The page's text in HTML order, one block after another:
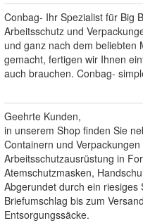
Conbag- Ihr Spezialist für Big
Arbeitsschutz und
und ganz nach dem beliebten
gemacht, fertigen wir Ihnen
auch brauchen. Conbag-
Geehrte Kunden,
in unserem Shop finden Sie
Containern und
Arbeitsschutzausrüstung in
Atemschutzmasken,
Abgerundet durch ein riesiges
Briefumschlag bis zum
Entsorgungssäcke.